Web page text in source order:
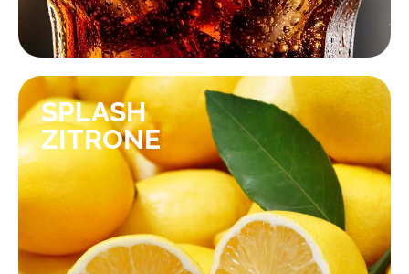
SPLASH
ZITRONE
KONTAKTIEREN SIE UNS!